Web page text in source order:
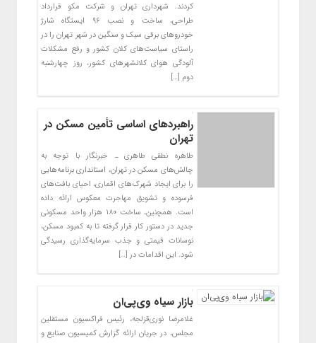
کردند. شهرداری تهران و شرکت مکو قرارداد
طراحی، ساخت و نصب ۹۶ ایستگاه شارژ
خودروهای برقی سبک و سنگین در شهر تهران را در
راستای سیاست‌های کلان کشور و رفع مشکلات
آلودگی هوای کلانشهرهای کشور، روز چهارشنبه
دوم […]
راهبرد‌های اساسی تأمین مسکن در
تهران
طاهره نطقی طاهری ـ خبرنگار با توجه به
چالش‌های مسکن در تهران، استانداری برنامه‌هایی
را برای ایجاد شهرک‌های اقماری، احیای بافت‌های
فرسوده و تشویق مهاجرت معکوس ارائه داده
است. همچنین، ساخت ۱۸۰ هزار واحد مسکونی
جدید در دستور کار قرار گرفته تا به کمبود مسکن،
نوسانات قیمتی و جذب سرمایه‌گذاری رسیدگی
شود. این اقدامات در […]
بازار سیاه وی‌پی‌ان
غلامرضا نوری‌قزلجه، رئیس فراکسیون مستقلین
مجلس، در جریان ارائه گزارش کمیسیون صنایع و